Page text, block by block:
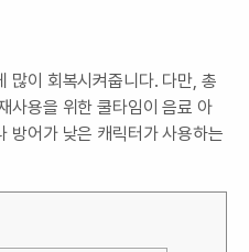
많이 회복시켜줍니다. 다만, 총
사용을 위한 쿨타임이 음료 아
방어가 낮은 캐릭터가 사용하는